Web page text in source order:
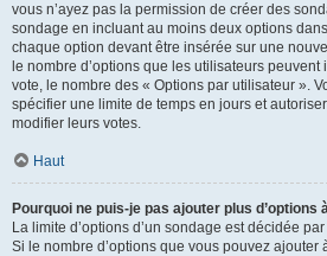
vous n’ayez pas la permission de créer des
sondage en incluant au moins deux options
chaque option devant être insérée sur une
le nombre d’options que les utilisateurs
vote, le nombre des « Options par utilisateur ».
spécifier une limite de temps en jours et
modifier leurs votes.
Haut
Pourquoi ne puis-je pas ajouter plus d’options
La limite d’options d’un sondage est décidée
Si le nombre d’options que vous pouvez ajouter